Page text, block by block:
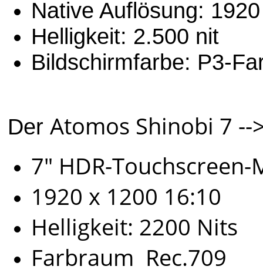
Native Auflösung:
Helligkeit: 2.500 nit
Bildschirmfarbe: P3-
Der Atomos Shinobi 7
7" HDR-
1920 x 1200 16:10
Helligkeit: 2200 Nits
Farbraum Rec.709